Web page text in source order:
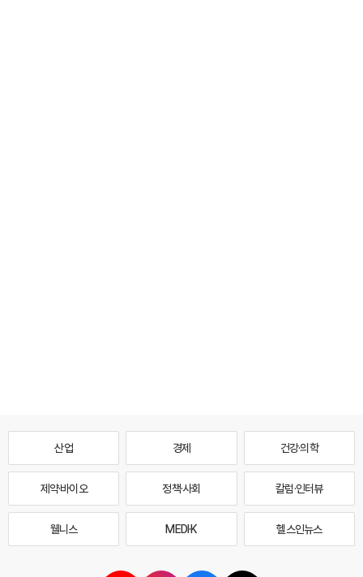
산업 경제 건강·의학
제약·바이오 정책·사회 칼럼·인터뷰
웰니스 MEDI·K 헬스인뉴스